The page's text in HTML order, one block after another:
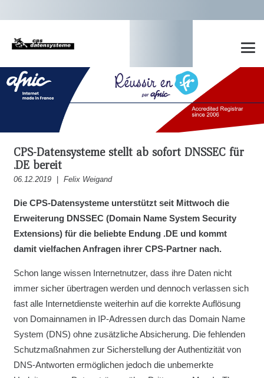
CPS-Datensysteme stellt ab sofort DNSSEC für
.DE bereit
06.12.2019 | Felix Weigand
Die CPS-Datensysteme unterstützt seit Mittwoch die
Erweiterung DNSSEC (Domain Name System Security
Extensions) für die beliebte Endung .DE und kommt
damit vielfachen Anfragen ihrer CPS-Partner nach.
Schon lange wissen Internetnutzer, dass ihre Daten nicht
immer sicher übertragen werden und dennoch verlassen sich
fast alle Internetdienste weiterhin auf die korrekte Auflösung
von Domainnamen in IP-Adressen durch das Domain Name
System (DNS) ohne zusätzliche Absicherung. Die fehlenden
Schutzmaßnahmen zur Sicherstellung der Authentizität von
DNS-Antworten ermöglichen jedoch die unbemerkte